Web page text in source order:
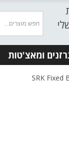
ומאצ'טות